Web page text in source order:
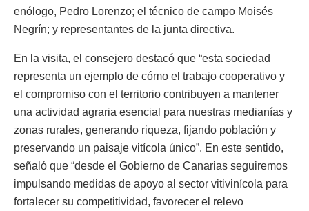
enólogo, Pedro Lorenzo; el técnico de campo Moisés
Negrín; y representantes de la junta directiva.
En la visita, el consejero destacó que “esta sociedad
representa un ejemplo de cómo el trabajo cooperativo y
el compromiso con el territorio contribuyen a mantener
una actividad agraria esencial para nuestras medianías y
zonas rurales, generando riqueza, fijando población y
preservando un paisaje vitícola único”. En este sentido,
señaló que “desde el Gobierno de Canarias seguiremos
impulsando medidas de apoyo al sector vitivinícola para
fortalecer su competitividad, favorecer el relevo